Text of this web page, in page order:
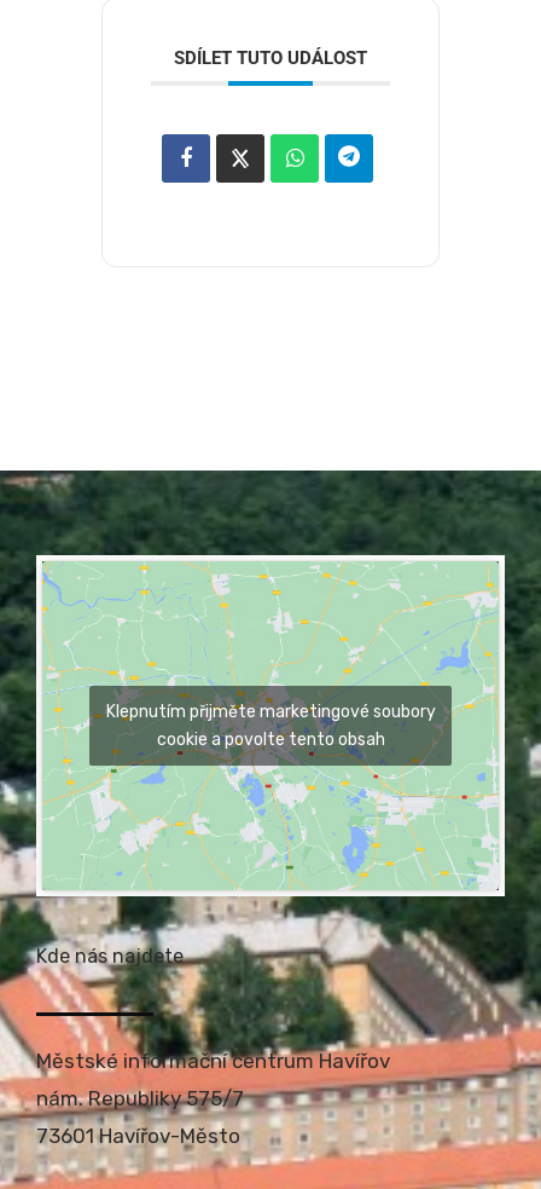
SDÍLET TUTO UDÁLOST
Klepnutím přijměte marketingové soubory
cookie a povolte tento obsah
Kde nás najdete
Městské informační centrum Havířov
nám. Republiky 575/7
73601 Havířov-Město